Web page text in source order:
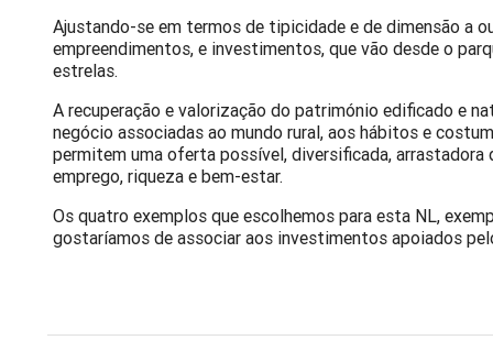
Ajustando-se em termos de tipicidade e de dimensão a
empreendimentos, e investimentos, que vão desde o
estrelas.
A recuperação e valorização do património edificado e
negócio associadas ao mundo rural, aos hábitos e
permitem uma oferta possível, diversificada,
emprego, riqueza e bem-estar.
Os quatro exemplos que escolhemos para esta NL,
gostaríamos de associar aos investimentos apoiados